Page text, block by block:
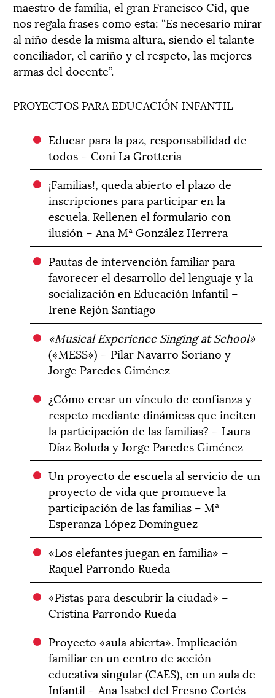
maestro de familia, el gran Francisco Cid, que
nos regala frases como esta: “Es necesario mirar
al niño desde la misma altura, siendo el talante
conciliador, el cariño y el respeto, las mejores
armas del docente”.
PROYECTOS PARA EDUCACIÓN INFANTIL
Educar para la paz, responsabilidad de
todos – Coni La Grotteria
¡Familias!, queda abierto el plazo de
inscripciones para participar en la
escuela. Rellenen el formulario con
ilusión – Ana Mª González Herrera
Pautas de intervención familiar para
favorecer el desarrollo del lenguaje y la
socialización en Educación Infantil –
Irene Rejón Santiago
«Musical Experience Singing at School»
(«MESS») – Pilar Navarro Soriano y
Jorge Paredes Giménez
¿Cómo crear un vínculo de confianza y
respeto mediante dinámicas que inciten
la participación de las familias? – Laura
Díaz Boluda y Jorge Paredes Giménez
Un proyecto de escuela al servicio de un
proyecto de vida que promueve la
participación de las familias – Mª
Esperanza López Domínguez
«Los elefantes juegan en familia» –
Raquel Parrondo Rueda
«Pistas para descubrir la ciudad» –
Cristina Parrondo Rueda
Proyecto «aula abierta». Implicación
familiar en un centro de acción
educativa singular (CAES), en un aula de
Infantil – Ana Isabel del Fresno Cortés